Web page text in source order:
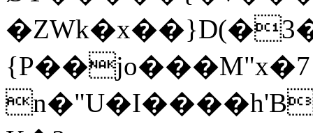
{P��jo���M"x�7